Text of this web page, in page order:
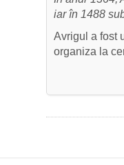
iar în 1488
Avrigul a fost
organiza la